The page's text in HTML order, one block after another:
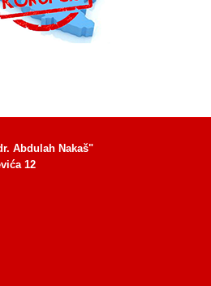
Abdulah Nakaš"
12